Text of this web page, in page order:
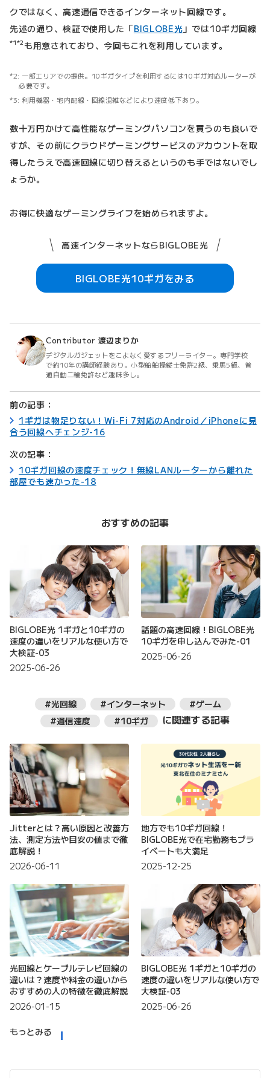
クではなく、高速通信できるインターネット回線です。
先述の通り、検証で使用した「BIGLOBE光 」では10ギガ回線
*1*2 も用意されており、今回もこれを利用しています。
一部エリアでの提供。10ギガタイプを利用するには10ギガ対応ルーターが
必要です。
利用機器・宅内配線・回線混雑などにより速度低下あり。
数十万円かけて高性能なゲーミングパソコンを買うのも良いで
すが、その前にクラウドゲーミングサービスのアカウントを取
得したうえで高速回線に切り替えるというのも手ではないでし
ょうか。
お得に快適なゲーミングライフを始められますよ。
高速インターネットならBIGLOBE光
BIGLOBE光10ギガをみる
Contributor 渡辺まりか
デジタルガジェットをこよなく愛するフリーライター。専門学校
で約10年の講師経験あり。小型船舶操縦士免許2級、乗馬5級、普
通自動二輪免許など趣味多し。
前の記事：
1ギガは物足りない！Wi-Fi 7対応のAndroid／iPhoneに見
合う回線へチェンジ-16
次の記事：
10ギガ回線の速度チェック！無線LANルーターから離れた
部屋でも速かった-18
おすすめの記事
BIGLOBE光 1ギガと10ギガの
速度の違いをリアルな使い方で
大検証-03
2025-06-26
話題の高速回線！BIGLOBE光
10ギガを申し込んでみた-01
2025-06-26
#光回線 #インターネット
#ゲーム
#通信速度
#10ギガ に関連する記事
Jitterとは？高い原因と改善方
法、測定方法や目安の値まで徹
底解説！
2026-06-11
地方でも10ギガ回線！
BIGLOBE光で在宅勤務もプラ
イベートも大満足
2025-12-25
光回線とケーブルテレビ回線の
違いは？速度や料金の違いから
おすすめの人の特徴を徹底解説
2026-01-15
BIGLOBE光 1ギガと10ギガの
速度の違いをリアルな使い方で
大検証-03
2025-06-26
もっとみる